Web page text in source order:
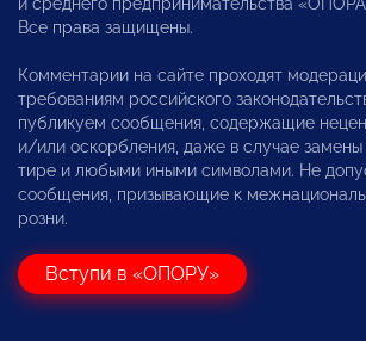
Все права защищены.
Комментарии на сайте проходят
требованиям российского
публикуем сообщения, содержащие
и/или оскорбления, даже в случае замены
тире и любыми иными символами. Не
сообщения, призывающие к
розни.
Вступи в «ОПОРУ»